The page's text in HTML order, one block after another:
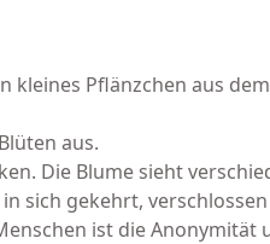
Pflänzchen aus
aus.
Die Blume sieht
sich gekehrt,
ist die Anonymität